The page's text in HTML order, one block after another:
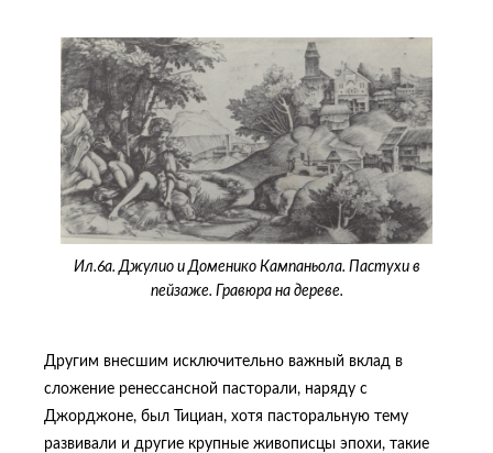
Ил.6а. Джулио и Доменико Кампаньола. Пастухи в
пейзаже. Гравюра на дереве.
Другим внесшим исключительно важный вклад в
сложение ренессансной пасторали, наряду с
Джорджоне, был Тициан, хотя пасторальную тему
развивали и другие крупные живописцы эпохи, такие